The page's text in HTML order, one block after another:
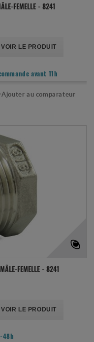
FEMELLE - 8241
VOIR LE PRODUIT
avant 11h
Ajouter au comparateur
FEMELLE - 8241
VOIR LE PRODUIT
48h